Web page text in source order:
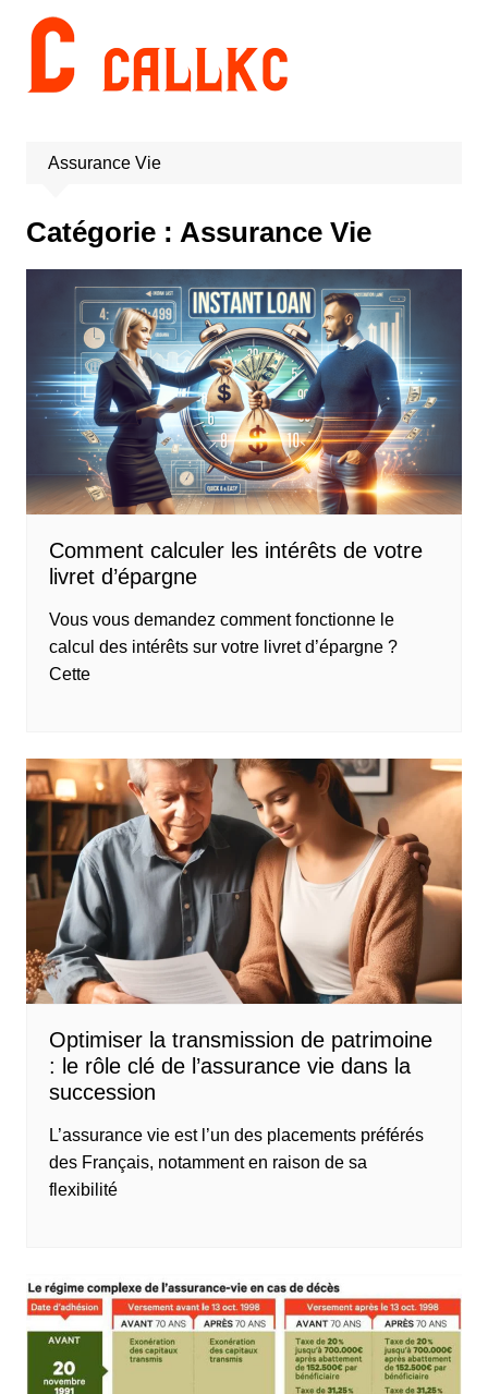
contenu
Assurance Vie
Catégorie : Assurance Vie
Comment calculer les intérêts de votre
livret d’épargne
Vous vous demandez comment fonctionne le
calcul des intérêts sur votre livret d’épargne ?
Cette
Optimiser la transmission de patrimoine
: le rôle clé de l’assurance vie dans la
succession
L’assurance vie est l’un des placements préférés
des Français, notamment en raison de sa
flexibilité